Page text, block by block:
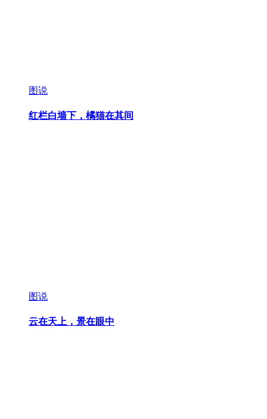
图说
红栏白墙下，橘猫在其间
图说
云在天上，景在眼中